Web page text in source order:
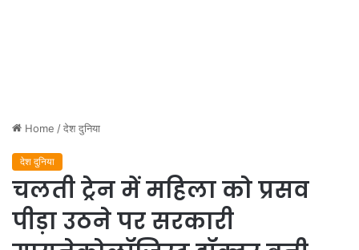
Home /देश दुनिया
देश दुनिया
चलती ट्रेन में महिला को प्रसव
पीड़ा उठने पर सरकारी